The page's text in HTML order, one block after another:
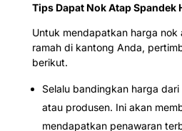
Tips Dapat Nok Atap Spandek
Untuk mendapatkan harga
ramah di kantong Anda,
berikut.
Selalu bandingkan harga
atau produsen. Ini akan
mendapatkan penawaran